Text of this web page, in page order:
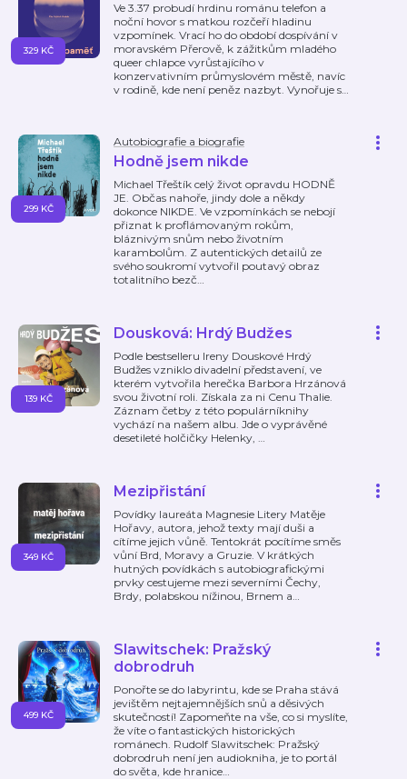
Ve 3.37 probudí hrdinu románu telefon a
noční hovor s matkou rozčeří hladinu
vzpomínek. Vrací ho do období dospívání v
moravském Přerově, k zážitkům mladého
queer chlapce vyrůstajícího v
konzervativním průmyslovém městě, navíc
v rodině, kde není peněz nazbyt. Vynořuje s…
329 KČ
Autobiografie a biografie
Hodně jsem nikde
Michael Třeštík celý život opravdu HODNĚ
JE. Občas nahoře, jindy dole a někdy
dokonce NIKDE. Ve vzpomínkách se nebojí
přiznat k proflámovaným rokům,
bláznivým snům nebo životním
karambolům. Z autentických detailů ze
svého soukromí vytvořil poutavý obraz
totalitního bezč…
299 KČ
Dousková: Hrdý Budžes
Podle bestselleru Ireny Douskové Hrdý
Budžes vzniklo divadelní představení, ve
kterém vytvořila herečka Barbora Hrzánová
svou životní roli. Získala za ni Cenu Thalie.
Záznam četby z této populárníknihy
vychází na našem albu. Jde o vyprávěné
desetileté holčičky Helenky, …
139 KČ
Mezipřistání
Povídky laureáta Magnesie Litery Matěje
Hořavy, autora, jehož texty mají duši a
cítíme jejich vůně. Tentokrát pocítíme směs
vůní Brd, Moravy a Gruzie. V krátkých
hutných povídkách s autobiografickými
prvky cestujeme mezi severními Čechy,
Brdy, polabskou nížinou, Brnem a…
349 KČ
Slawitschek: Pražský
dobrodruh
Ponořte se do labyrintu, kde se Praha stává
jevištěm nejtajemnějších snů a děsivých
skutečností! Zapomeňte na vše, co si myslíte,
že víte o fantastických historických
románech. Rudolf Slawitschek: Pražský
dobrodruh není jen audiokniha, je to portál
do světa, kde hranice…
499 KČ